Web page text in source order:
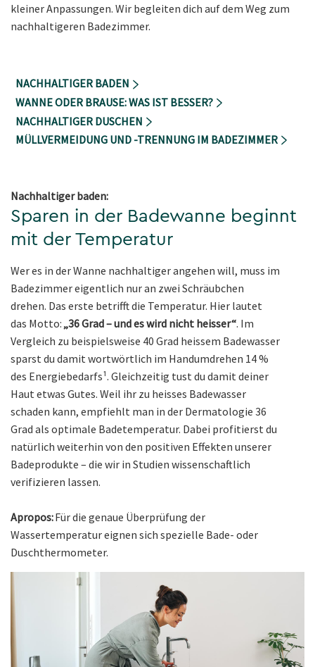
kleiner Anpassungen. Wir begleiten dich auf dem Weg zum
nachhaltigeren Badezimmer.
NACHHALTIGER BADEN
WANNE ODER BRAUSE: WAS IST BESSER?
NACHHALTIGER DUSCHEN
MÜLLVERMEIDUNG UND -TRENNUNG IM BADEZIMMER
Nachhaltiger baden:
Sparen in der Badewanne beginnt
mit der Temperatur
Wer es in der Wanne nachhaltiger angehen will, muss im
Badezimmer eigentlich nur an zwei Schräubchen
drehen. Das erste betrifft die Temperatur. Hier lautet
das Motto:„36 Grad – und es wird nicht heisser“. Im
Vergleich zu beispielsweise 40 Grad heissem Badewasser
sparst du damit wortwörtlich im Handumdrehen 14 %
des Energiebedarfs¹. Gleichzeitig tust du damit deiner
Haut etwas Gutes. Weil ihr zu heisses Badewasser
schaden kann, empfiehlt man in der Dermatologie 36
Grad als optimale Badetemperatur. Dabei profitierst du
natürlich weiterhin von den positiven Effekten unserer
Badeprodukte – die wir in Studien wissenschaftlich
verifizieren lassen.
Apropos:Für die genaue Überprüfung der
Wassertemperatur eignen sich spezielle Bade- oder
Duschthermometer.